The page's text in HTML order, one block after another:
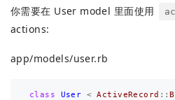
你需要在 User model 里面使用
actions:
app/models/user.rb
class User < ActiveRecord ::